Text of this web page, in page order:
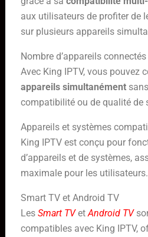
aux utilisateurs de profiter de
sur plusieurs appareils
Nombre d’appareils
Avec King IPTV, vous pouvez
appareils simultanément
compatibilité ou de qualité de
Appareils et systèmes
King IPTV est conçu pour
d’appareils et de systèmes,
maximale pour les utilisateurs.
Smart TV et Android TV
Les Smart TVetAndroid TV
compatibles avec King IPTV,